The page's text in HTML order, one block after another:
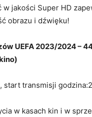
w jakości Super HD
obrazu i dźwięku!
UEFA 2023/2024 –
start transmisji
w kasach kin i w